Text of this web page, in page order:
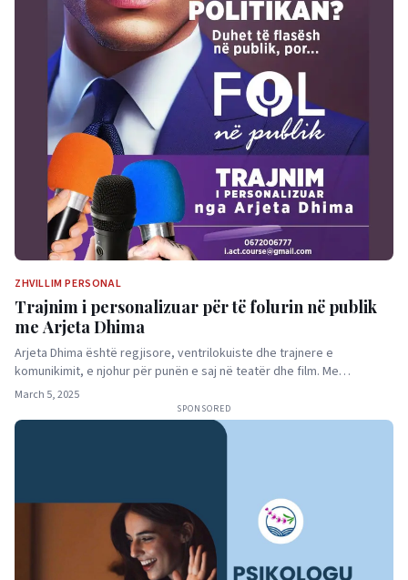
ZHVILLIM PERSONAL
Trajnim i personalizuar për të folurin në publik
me Arjeta Dhima
Arjeta Dhima është regjisore, ventrilokuiste dhe trajnere e
komunikimit, e njohur për punën e saj në teatër dhe film. Me…
March 5, 2025
SPONSORED